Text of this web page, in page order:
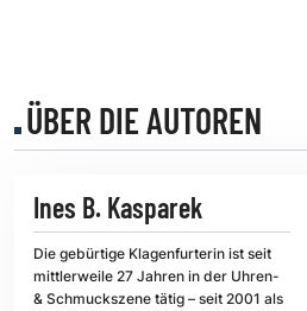
ÜBER DIE AUTOREN
Ines B. Kasparek
Die gebürtige Klagenfurterin ist seit
mittlerweile 27 Jahren in der Uhren-
& Schmuckszene tätig – seit 2001 als